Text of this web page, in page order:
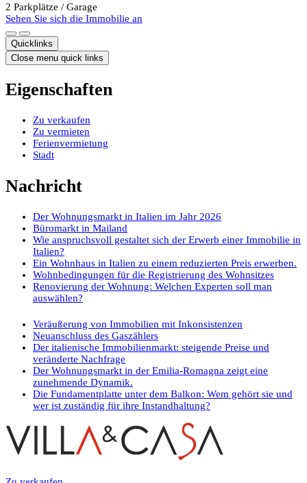
2 Parkplätze / Garage
Sehen Sie sich die Immobilie an
Quicklinks
Close menu quick links
Eigenschaften
Zu verkaufen
Zu vermieten
Ferienvermietung
Stadt
Nachricht
Der Wohnungsmarkt in Italien im Jahr 2026
Büromarkt in Mailand
Wie anspruchsvoll gestaltet sich der Erwerb einer Immobilie in
Italien?
Ein Wohnhaus in Italien zu einem reduzierten Preis erwerben.
Wohnbedingungen für die Registrierung des Wohnsitzes
Renovierung der Wohnung: Welchen Experten soll man
auswählen?
Veräußerung von Immobilien mit Inkonsistenzen
Neuanschluss des Gaszählers
Der italienische Immobilienmarkt: steigende Preise und
veränderte Nachfrage
Der Wohnungsmarkt in der Emilia-Romagna zeigt eine
zunehmende Dynamik.
Die Fundamentplatte unter dem Balkon: Wem gehört sie und
wer ist zuständig für ihre Instandhaltung?